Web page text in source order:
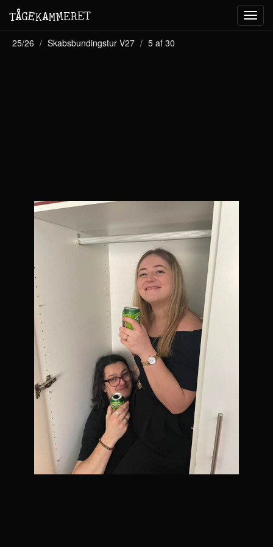
TÅGEKAMMERET
25/26 Skabsbundingstur V27 5 af 30